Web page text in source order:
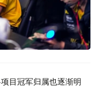
目冠军归属也逐渐明